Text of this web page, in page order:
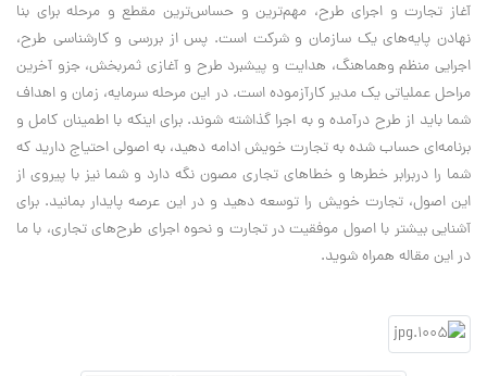
آغاز تجارت و اجراي طرح، مهم‌ترين و حساس‌ترين مقطع و مرحله براي بنا
نهادن پايه‌هاي يك سازمان و شركت است. پس از بررسي و كارشناسي طرح،
اجرايي منظم وهماهنگ، هدايت و پيشبرد طرح و آغازي ثمربخش، جزو آخرين
مراحل عملياتي يك مدير كارآزموده است. در اين مرحله سرمايه، زمان و اهداف
شما بايد از طرح درآمده و به اجرا گذاشته شوند. براي اينكه با اطمينان كامل و
برنامه‌اي حساب شده به تجارت خويش ادامه دهيد، به اصولي احتياج داريد كه
شما را دربرابر خطرها و خطاهاي تجاري مصون نگه دارد و شما نيز با پيروي از
اين اصول، تجارت خويش را توسعه دهيد و در اين عرصه پايدار بمانيد. براي
آشنايي بيشتر با اصول موفقيت در تجارت و نحوه اجراي طرح‌هاي تجاري، با ما
در اين مقاله همراه شويد.